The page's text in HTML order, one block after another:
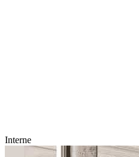
Interne